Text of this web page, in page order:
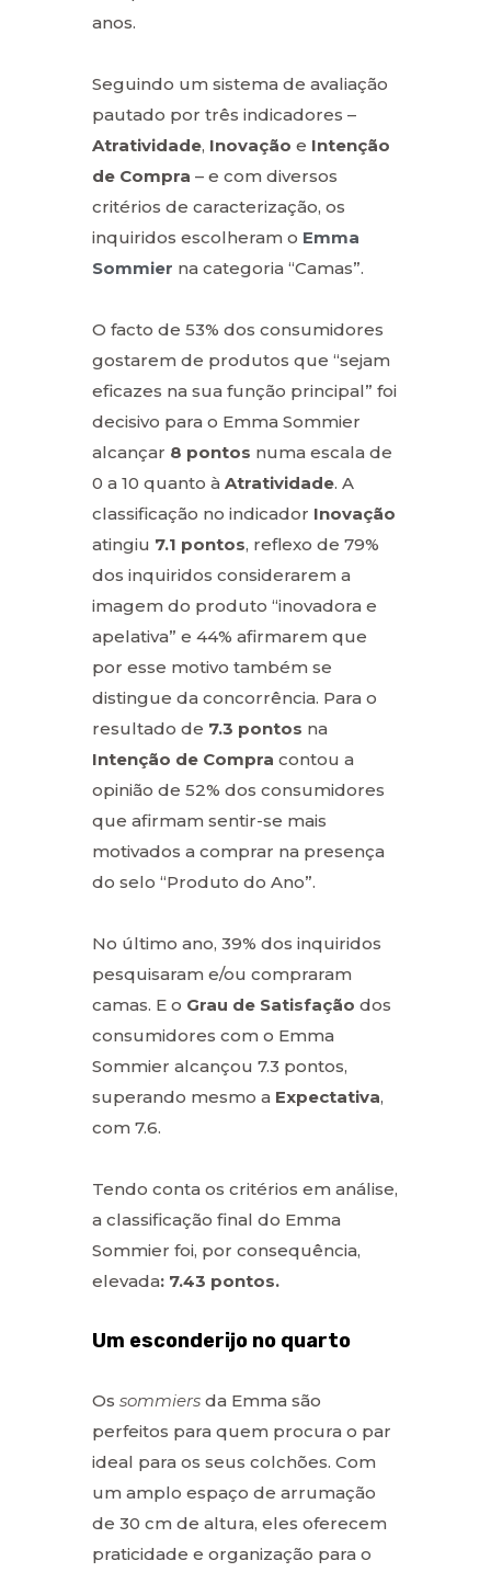
anos.
Seguindo um sistema de avaliação
pautado por três indicadores –
Atratividade, Inovação e Intenção
de Compra – e com diversos
critérios de caracterização, os
inquiridos escolheram o Emma
Sommier na categoria “Camas”.
O facto de 53% dos consumidores
gostarem de produtos que “sejam
eficazes na sua função principal” foi
decisivo para o Emma Sommier
alcançar 8 pontos numa escala de
0 a 10 quanto à Atratividade. A
classificação no indicador Inovação
atingiu 7.1 pontos, reflexo de 79%
dos inquiridos considerarem a
imagem do produto “inovadora e
apelativa” e 44% afirmarem que
por esse motivo também se
distingue da concorrência. Para o
resultado de 7.3 pontos na
Intenção de Compra contou a
opinião de 52% dos consumidores
que afirmam sentir-se mais
motivados a comprar na presença
do selo “Produto do Ano”.
No último ano, 39% dos inquiridos
pesquisaram e/ou compraram
camas. E o Grau de Satisfação dos
consumidores com o Emma
Sommier alcançou 7.3 pontos,
superando mesmo a Expectativa,
com 7.6.
Tendo conta os critérios em análise,
a classificação final do Emma
Sommier foi, por consequência,
elevada: 7.43 pontos.
Um esconderijo no quarto
Os sommiers da Emma são
perfeitos para quem procura o par
ideal para os seus colchões. Com
um amplo espaço de arrumação
de 30 cm de altura, eles oferecem
praticidade e organização para o